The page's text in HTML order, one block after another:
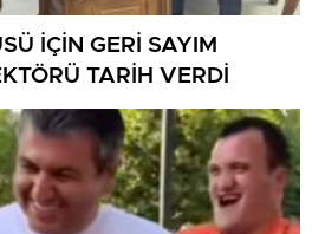
İÇİN GERİ SAYIM
TARİH VERDİ